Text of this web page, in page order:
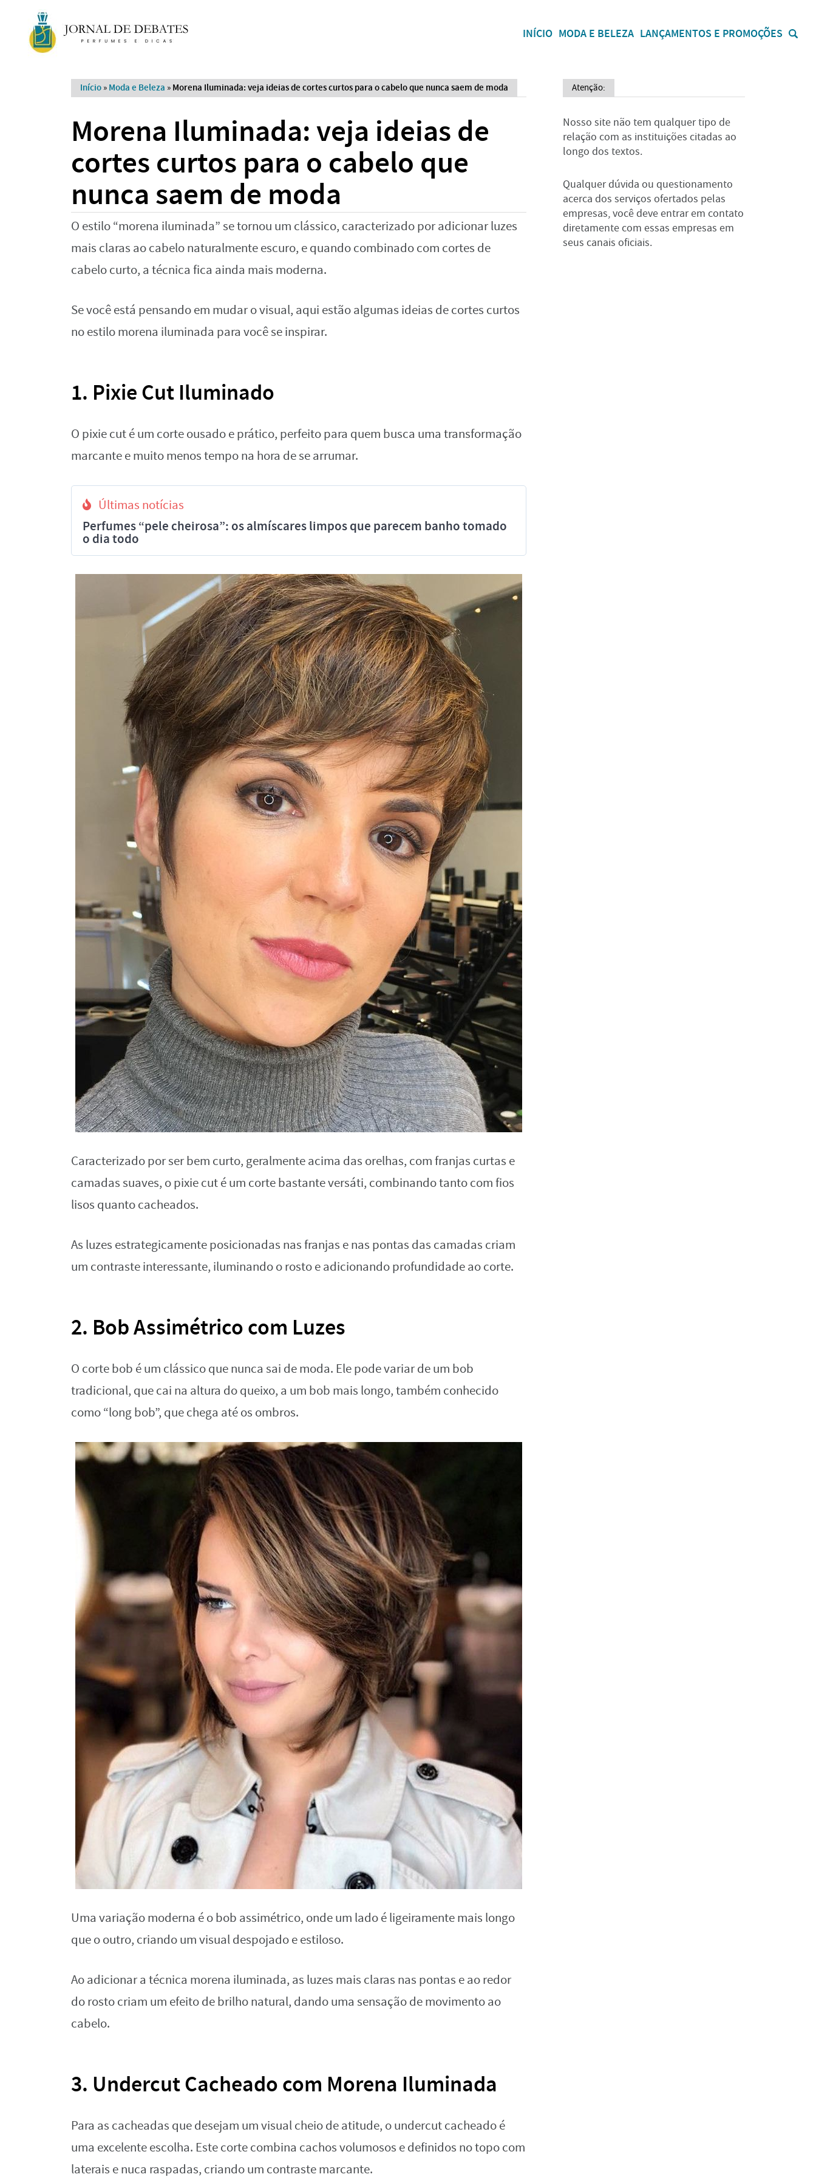
INÍCIO MODA E BELEZA LANÇAMENTOS E PROMOÇÕES
Início » Moda e Beleza » Morena Iluminada: veja ideias de cortes curtos para o cabelo que nunca saem de moda
Morena Iluminada: veja ideias de
cortes curtos para o cabelo que
nunca saem de moda
O estilo “morena iluminada” se tornou um clássico, caracterizado por adicionar luzes
mais claras ao cabelo naturalmente escuro, e quando combinado com cortes de
cabelo curto, a técnica fica ainda mais moderna.
Se você está pensando em mudar o visual, aqui estão algumas ideias de cortes curtos
no estilo morena iluminada para você se inspirar.
1. Pixie Cut Iluminado
O pixie cut é um corte ousado e prático, perfeito para quem busca uma transformação
marcante e muito menos tempo na hora de se arrumar.
Últimas notícias
Perfumes “pele cheirosa”: os almíscares limpos que parecem banho tomado
o dia todo
Caracterizado por ser bem curto, geralmente acima das orelhas, com franjas curtas e
camadas suaves, o pixie cut é um corte bastante versáti, combinando tanto com fios
lisos quanto cacheados.
As luzes estrategicamente posicionadas nas franjas e nas pontas das camadas criam
um contraste interessante, iluminando o rosto e adicionando profundidade ao corte.
2. Bob Assimétrico com Luzes
O corte bob é um clássico que nunca sai de moda. Ele pode variar de um bob
tradicional, que cai na altura do queixo, a um bob mais longo, também conhecido
como “long bob”, que chega até os ombros.
Uma variação moderna é o bob assimétrico, onde um lado é ligeiramente mais longo
que o outro, criando um visual despojado e estiloso.
Ao adicionar a técnica morena iluminada, as luzes mais claras nas pontas e ao redor
do rosto criam um efeito de brilho natural, dando uma sensação de movimento ao
cabelo.
3. Undercut Cacheado com Morena Iluminada
Para as cacheadas que desejam um visual cheio de atitude, o undercut cacheado é
uma excelente escolha. Este corte combina cachos volumosos e definidos no topo com
laterais e nuca raspadas, criando um contraste marcante.
Atenção:
Nosso site não tem qualquer tipo de
relação com as instituições citadas ao
longo dos textos.
Qualquer dúvida ou questionamento
acerca dos serviços ofertados pelas
empresas, você deve entrar em contato
diretamente com essas empresas em
seus canais oficiais.